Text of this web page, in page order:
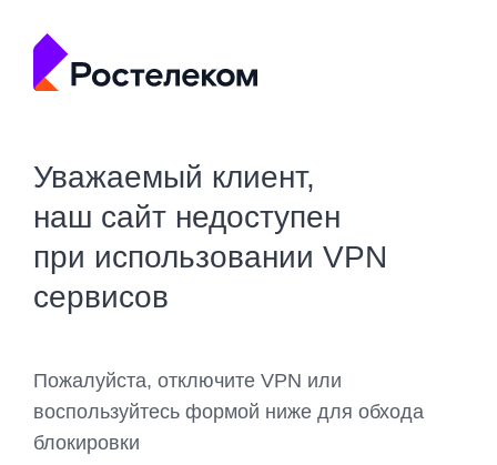
Уважаемый клиент,
наш сайт недоступен
при использовании VPN
сервисов
Пожалуйста, отключите VPN или
воспользуйтесь формой ниже для обхода
блокировки